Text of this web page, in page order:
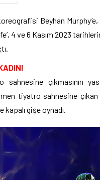
Beyhan
4 ve 6 Kasım 2023
sahnesine çıkmasının
tiyatro sahnesine çıkan
kapalı gişe oynadı.